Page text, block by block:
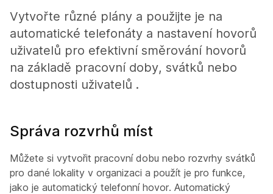
Vytvořte různé plány a použijte je na
automatické telefonáty a nastavení hovorů
uživatelů pro efektivní směrování hovorů
na základě pracovní doby, svátků nebo
dostupnosti uživatelů .
Správa rozvrhů míst
Můžete si vytvořit pracovní dobu nebo rozvrhy svátků
pro dané lokality v organizaci a použít je pro funkce,
jako je automatický telefonní hovor. Automatický